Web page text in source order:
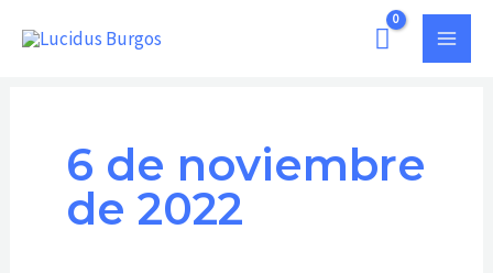
6 de noviembre
de 2022